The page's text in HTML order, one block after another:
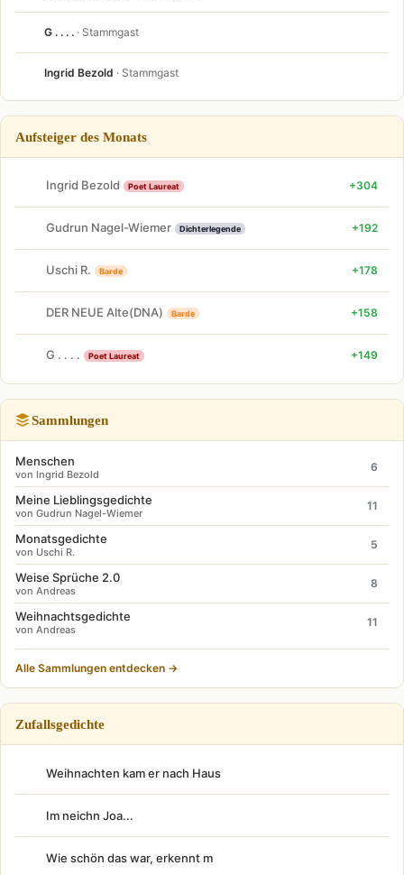
G . . . . · Stammgast
Ingrid Bezold · Stammgast
Aufsteiger des Monats
Ingrid Bezold Poet Laureat +304
Gudrun Nagel-Wiemer Dichterlegende +192
Uschi R. Barde +178
DER NEUE Alte(DNA) Barde +158
G . . . . Poet Laureat +149
Sammlungen
Menschen
von Ingrid Bezold
6
Meine Lieblingsgedichte
von Gudrun Nagel-Wiemer
11
Monatsgedichte
von Uschi R.
5
Weise Sprüche 2.0
von Andreas
8
Weihnachtsgedichte
von Andreas
11
Alle Sammlungen entdecken →
Zufallsgedichte
Weihnachten kam er nach Haus
Im neichn Joa...
Wie schön das war, erkennt m